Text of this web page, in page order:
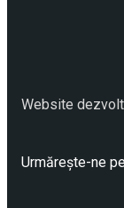
Website
Urmărește-ne